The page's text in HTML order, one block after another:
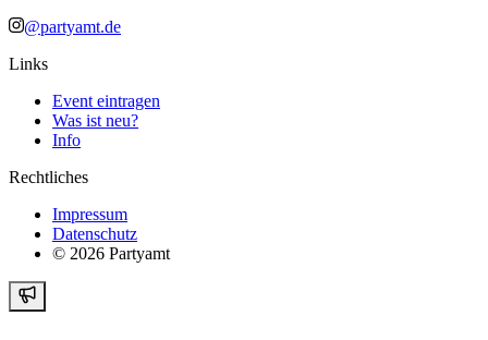
@partyamt.de
Links
Event eintragen
Was ist neu?
Info
Rechtliches
Impressum
Datenschutz
© 2026 Partyamt